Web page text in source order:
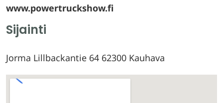
www.powertruckshow.fi
Sijainti
Jorma Lillbackantie 64 62300 Kauhava